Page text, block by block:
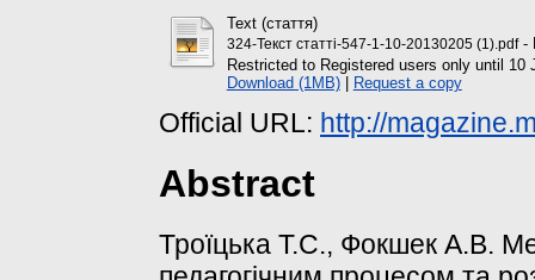
Text (стаття)
324-Текст статті-547-1-10-20130205 (1).pdf-
Restricted to Registered users only until 10
Download (1MB)| Request a copy
Official URL: http://
Abstract
Троїцька Т.С., Фокшек А.В.